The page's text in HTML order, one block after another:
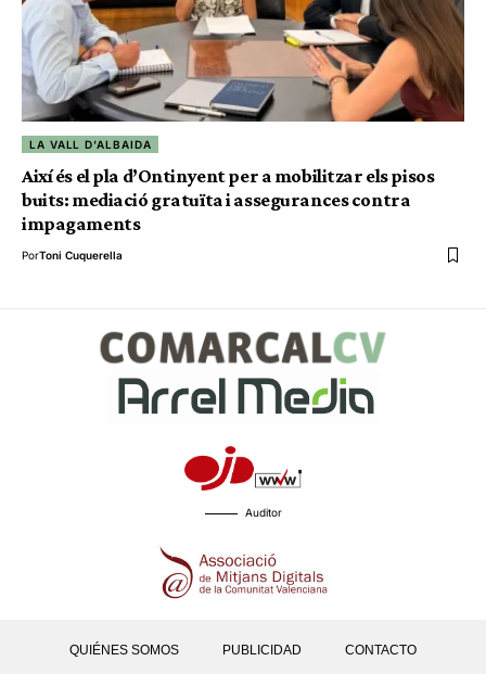
LA VALL D'ALBAIDA
Així és el pla d’Ontinyent per a mobilitzar els pisos
buits: mediació gratuïta i assegurances contra
impagaments
PorToni Cuquerella
Auditor
QUIÉNES SOMOS PUBLICIDAD CONTACTO